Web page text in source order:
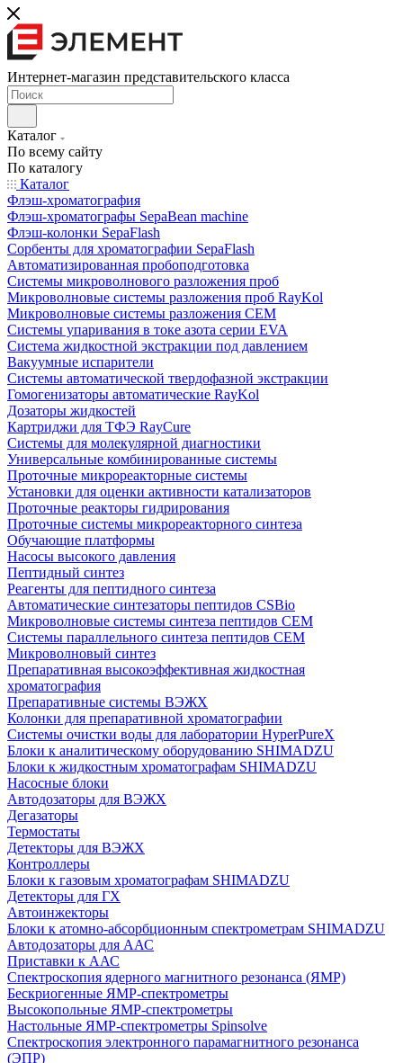
Интернет-магазин представительского класса
Каталог
По всему сайту
По каталогу
Каталог
Флэш-хроматография
Флэш-хроматографы SepaBean machine
Флэш-колонки SepaFlash
Сорбенты для хроматографии SepaFlash
Автоматизированная пробоподготовка
Системы микроволнового разложения проб
Микроволновые системы разложения проб RayKol
Микроволновые системы разложения CEM
Системы упаривания в токе азота серии EVA
Система жидкостной экстракции под давлением
Вакуумные испарители
Системы автоматической твердофазной экстракции
Гомогенизаторы автоматические RayKol
Дозаторы жидкостей
Картриджи для ТФЭ RayCure
Системы для молекулярной диагностики
Универсальные комбинированные системы
Проточные микрореакторные системы
Установки для оценки активности катализаторов
Проточные реакторы гидрирования
Проточные системы микрореакторного синтеза
Обучающие платформы
Насосы высокого давления
Пептидный синтез
Реагенты для пептидного синтеза
Автоматические синтезаторы пептидов CSBio
Микроволновые системы синтеза пептидов CEM
Системы параллельного синтеза пептидов CEM
Микроволновый синтез
Препаративная высокоэффективная жидкостная
хроматография
Препаративные системы ВЭЖХ
Колонки для препаративной хроматографии
Системы очистки воды для лаборатории HyperPureX
Блоки к аналитическому оборудованию SHIMADZU
Блоки к жидкостным хроматографам SHIMADZU
Насосные блоки
Автодозаторы для ВЭЖХ
Дегазаторы
Термостаты
Детекторы для ВЭЖХ
Контроллеры
Блоки к газовым хроматографам SHIMADZU
Детекторы для ГХ
Автоинжекторы
Блоки к атомно-абсорбционным спектрометрам SHIMADZU
Автодозаторы для ААС
Приставки к ААС
Спектроскопия ядерного магнитного резонанса (ЯМР)
Бескриогенные ЯМР‑спектрометры
Высокопольные ЯМР‑спектрометры
Настольные ЯМР‑спектрометры Spinsolve
Спектроскопия электронного парамагнитного резонанса
(ЭПР)